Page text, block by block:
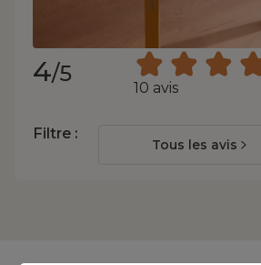
4/5
10 avis
Filtre :
Tous les avis